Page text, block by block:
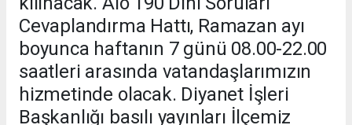
Cevaplandırma Hattı, Ramazan ayı
boyunca haftanın 7 günü 08.00-22.00
saatleri arasında vatandaşlarımızın
hizmetinde olacak. Diyanet İşleri
Başkanlığı basılı yayınları İlçemiz